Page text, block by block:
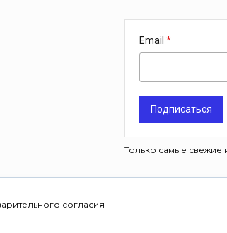
Email
Подписаться
Только самые свежие
согласия